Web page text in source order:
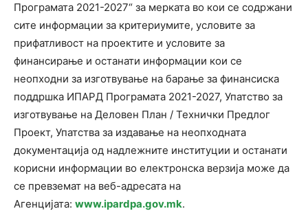
Програмата 2021-2027“ за мерката во кои се содржани
сите информации за критериумите, условите за
прифатливост на проектите и условите за
финансирање и останати информации кои се
неопходни за изготвување на барање за финансиска
поддршка ИПАРД Програмата 2021-2027, Упатство за
изготвување на Деловен План / Технички Предлог
Проект, Упатства за издавање на неопходната
документација од надлежните институции и останати
корисни информации во електронска верзија може да
се превземат на веб-адресата на
Агенцијата: www.ipardpa.gov.mk.